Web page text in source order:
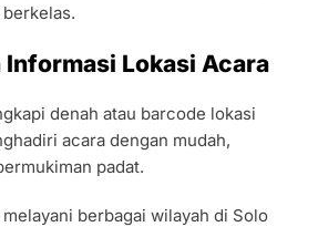
Informasi Lokasi Acara
denah atau barcode lokasi
acara dengan mudah,
padat.
berbagai wilayah di Solo